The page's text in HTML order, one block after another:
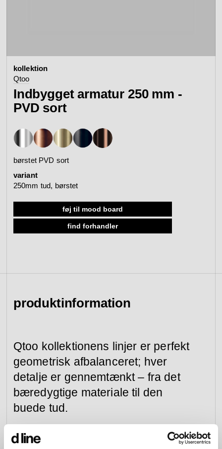
se kategori se kategori
sanitetspaneler
se kategorier se kategori
se kategori se kategori
Arne Jacobsen
se kollektion
Tom Dixon
se kollektion
kontakt
se alle
kundeservice
forhandlere
mødebooking
mood board
search
kollektion
Qtoo
Indbygget armatur 250 mm -
PVD sort
børstet PVD sort
variant
250mm tud, børstet
føj til mood board
find forhandler
produktinformation
Qtoo kollektionens linjer er perfekt
geometrisk afbalanceret; hver
detalje er gennemtænkt – fra det
bæredygtige materiale til den
buede tud.
Vores armaturer kan bygges ind i væggen eller
monteres på eller ved vasken. Ved begge løsninger